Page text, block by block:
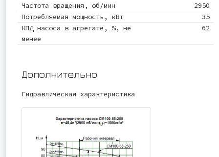
Частота вращения, об/мин
2950
Потребляемая мощность, кВт
35
КПД насоса в агрегате, %, не
менее
62
Дополнительно
Гидравлическая характеристика